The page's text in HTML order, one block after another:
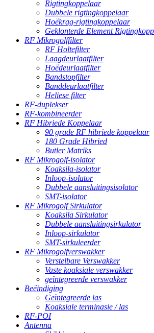
Rigtingkoppelaar
Dubbele rigtingkoppelaar
Hoëkrag-rigtingkoppelaar
Geklonterde Element
RF Mikrogolffilter
RF Holtefilter
Laagdeurlaatfilter
Hoëdeurlaatfilter
Bandstopfilter
Banddeurlaatfilter
Heliese filter
RF-duplekser
RF-kombineerder
RF Hibriede Koppelaar
90 grade RF hibriede koppelaar
180 Grade Hibried
Butler Matriks
RF Mikrogolf-isolator
Koaksila-isolator
Inloop-isolator
Dubbele aansluitingsisolator
SMT-isolator
RF Mikrogolf Sirkulator
Koaksila Sirkulator
Dubbele aansluitingsirkulator
Inloop-sirkulator
SMT-sirkuleerder
RF Mikrogolfverswakker
Verstelbare Verswakker
Vaste koaksiale verswakker
geïntegreerde verswakker
Beëindiging
Geïntegreerde las
Koaksiale terminasie / las
RF-POI
Antenna